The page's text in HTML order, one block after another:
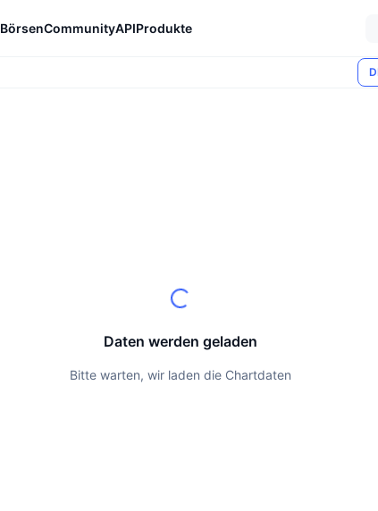
BörsenCommunityAPIProdukte
Daten werden geladen
Bitte warten, wir laden die Chartdaten